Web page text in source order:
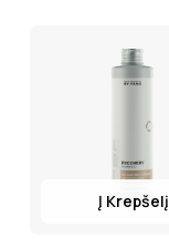
Į Krepšelį